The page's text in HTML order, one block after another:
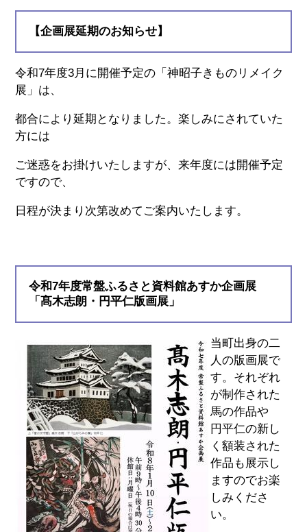
【企画展延期のお知らせ】
令和7年度3月に開催予定の「神昭子きものリメイク
展」は、
都合により延期となりました。楽しみにされていた
方には
ご迷惑をお掛けいたしますが、来年度には開催予定
ですので、
日程が決まり次第改めてご案内いたします。
令和7年度常盤ふるさと資料館あすか企画展
「髙木志朗・円平仁版画展」
当町出身の二
人の版画展で
す。それぞれ
が制作された
馬の作品や
円平仁の新し
く額装された
作品も展示し
ますのでお楽
しみくださ
い。